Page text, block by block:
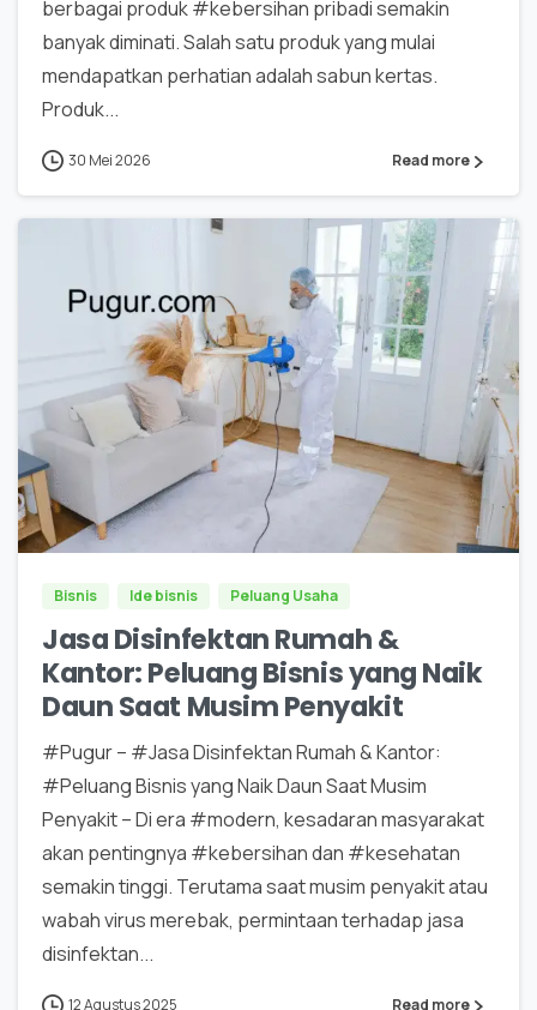
berbagai produk #kebersihan pribadi semakin
banyak diminati. Salah satu produk yang mulai
mendapatkan perhatian adalah sabun kertas.
Produk...
30 Mei 2026 Read more
0 0
Bisnis Ide bisnis Peluang Usaha
Jasa Disinfektan Rumah &
Kantor: Peluang Bisnis yang Naik
Daun Saat Musim Penyakit
#Pugur – #Jasa Disinfektan Rumah & Kantor:
#Peluang Bisnis yang Naik Daun Saat Musim
Penyakit – Di era #modern, kesadaran masyarakat
akan pentingnya #kebersihan dan #kesehatan
semakin tinggi. Terutama saat musim penyakit atau
wabah virus merebak, permintaan terhadap jasa
disinfektan...
12 Agustus 2025 Read more